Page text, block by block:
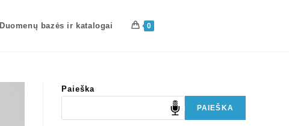
Duomenų bazės ir katalogai 0
Paieška
PAIEŠKA